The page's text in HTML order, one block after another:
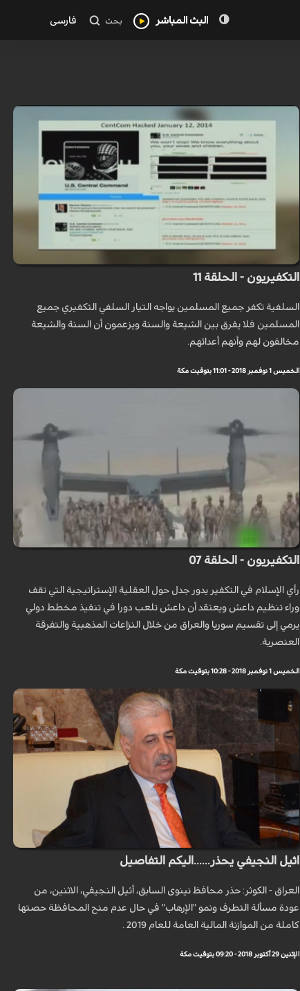
البث المباشر بحث فارسی
التكفيريون - الحلقة 11
السلفية تكفر جميع المسلمين يواجه التيار السلفي التكفيري جميع
المسلمين فلا يفرق بين الشيعة والسنة ويزعمون أن السنة والشيعة
مخالفون لهم وأنهم أعدائهم.
الخميس 1 نوفمبر 2018 - 11:01 بتوقيت مكة
التكفيريون - الحلقة 07
رأي الإسلام في التكفير يدور جدل حول العقلية الإستراتيجية التي تقف
وراء تنظيم داعش ويعتقد أن داعش تلعب دورا في تنفيذ مخطط دولي
يرمي إلى تقسيم سوريا والعراق من خلال النزاعات المذهبية والتفرقة
العنصرية.
الخميس 1 نوفمبر 2018 - 10:28 بتوقيت مكة
اثيل النجيفي يحذر......اليكم التفاصيل
العراق - الكوثر: حذر محافظ نينوى السابق، أثيل النجيفي، الاثنين، من
عودة مسألة التطرف ونمو "الإرهاب" في حال عدم منح المحافظة حصتها
كاملة من الموازنة المالية العامة للعام 2019 .
الإثنين 29 أكتوبر 2018 - 09:20 بتوقيت مكة